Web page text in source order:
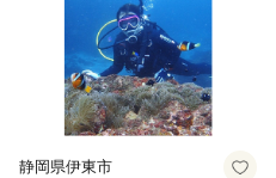
静岡県伊東市